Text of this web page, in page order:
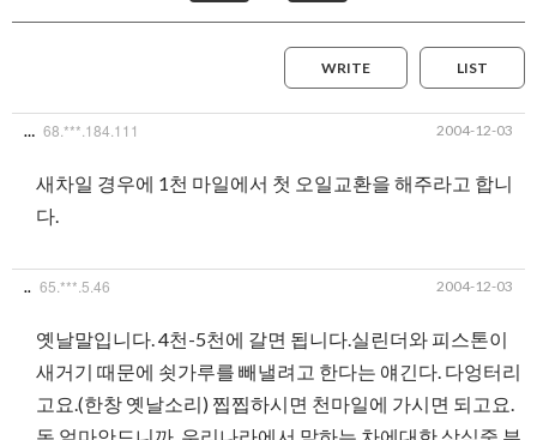
LIST
WRITE
… 68.***.184.111 2004-12-03
새차일 경우에 1천 마일에서 첫 오일교환을 해주라고 합니
다.
.. 65.***.5.46 2004-12-03
옛날말입니다. 4천-5천에 갈면 됩니다.실린더와 피스톤이
새거기 때문에 쇳가루를 빼낼려고 한다는 얘긴다. 다엉터리
고요.(한창 옛날소리) 찝찝하시면 천마일에 가시면 되고요.